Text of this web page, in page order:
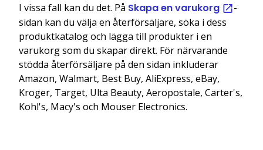
I vissa fall kan du det. På Skapa en varukorg
-
sidan kan du välja en återförsäljare, söka i dess
produktkatalog och lägga till produkter i en
varukorg som du skapar direkt. För närvarande
stödda återförsäljare på den sidan inkluderar
Amazon, Walmart, Best Buy, AliExpress, eBay,
Kroger, Target, Ulta Beauty, Aeropostale, Carter's,
Kohl's, Macy's och Mouser Electronics.